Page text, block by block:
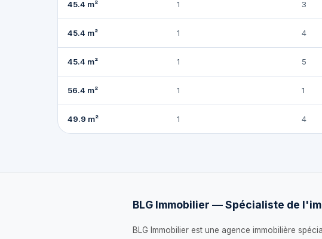
45.4 m² 1 3
45.4 m² 1 4
45.4 m² 1 5
56.4 m² 1 1
49.9 m² 1 4
BLG Immobilier — Spécialiste de
BLG Immobilier est une agence immobilière